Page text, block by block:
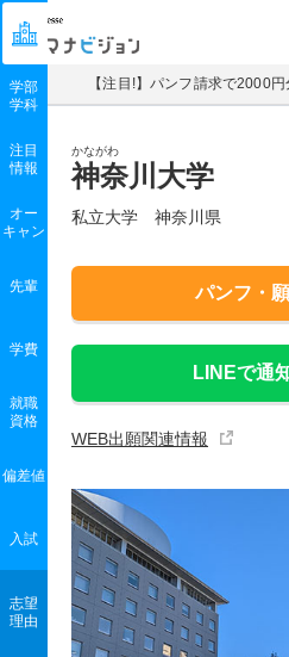
マナビジョン
【注目!】パンフ請求で2000
かながわ
神奈川大学
私立大学 神奈川県
パンフ・
LINEで通
WEB出願関連情報
学部
学科
注目
情報
オー
キャン
先輩
学費
就職
資格
偏差値
入試
志望
理由